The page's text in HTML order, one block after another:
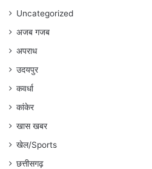
Uncategorized
अजब गजब
अपराध
उदयपुर
कवर्धा
कांकेर
खास खबर
खेल/Sports
छत्तीसगढ़